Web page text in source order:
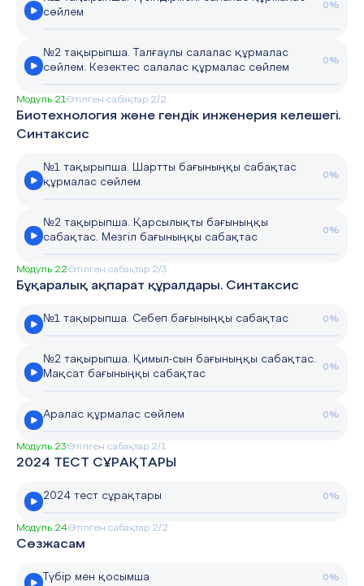
сөйлем
0%
№2 тақырыпша. Талғаулы салалас құрмалас
сөйлем. Кезектес салалас құрмалас сөйлем
0%
Модуль 21Өтілген сабақтар 2/2
Биотехнология және гендік инженерия келешегі.
Синтаксис
№1 тақырыпша. Шартты бағыныңқы сабақтас
құрмалас сөйлем
0%
№2 тақырыпша. Қарсылықты бағыныңқы
сабақтас. Мезгіл бағыныңқы сабақтас
0%
Модуль 22Өтілген сабақтар 2/3
Бұқаралық ақпарат құралдары. Синтаксис
№1 тақырыпша. Себеп бағыныңқы сабақтас 0%
№2 тақырыпша. Қимыл-сын бағыныңқы сабақтас.
Мақсат бағыныңқы сабақтас
0%
Аралас құрмалас сөйлем 0%
Модуль 23Өтілген сабақтар 2/1
2024 ТЕСТ СҰРАҚТАРЫ
2024 тест сұрақтары 0%
Модуль 24Өтілген сабақтар 2/2
Сөзжасам
Түбір мен қосымша 0%